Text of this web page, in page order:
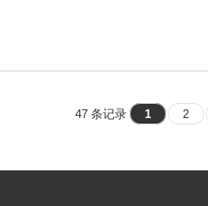
47 条记录 1 2